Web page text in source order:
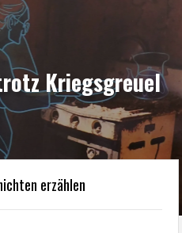
Kriegsgreuel
erzählen